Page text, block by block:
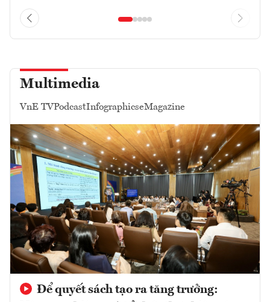
Multimedia
VnE TVPodcastInfographicseMagazine
Để quyết sách tạo ra tăng trưởng: